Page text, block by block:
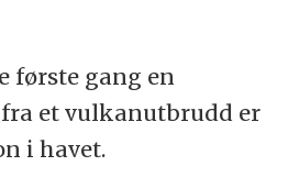
første gang en
et vulkanutbrudd er
i havet.